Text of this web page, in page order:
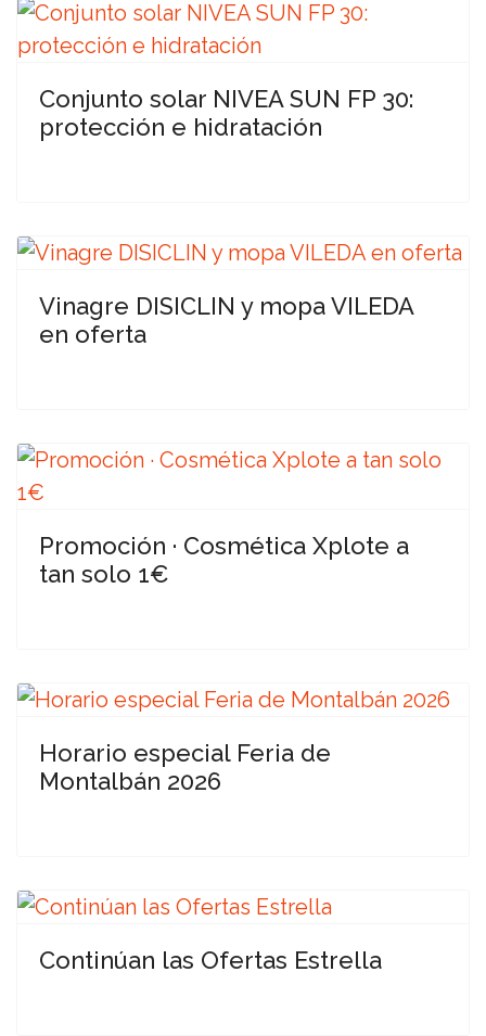
Conjunto solar NIVEA SUN FP 30:
protección e hidratación
Vinagre DISICLIN y mopa VILEDA
en oferta
Promoción · Cosmética Xplote a
tan solo 1€
Horario especial Feria de
Montalbán 2026
Continúan las Ofertas Estrella